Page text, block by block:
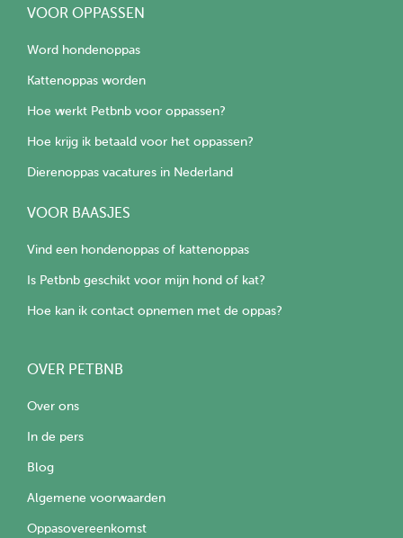
VOOR OPPASSEN
Word hondenoppas
Kattenoppas worden
Hoe werkt Petbnb voor oppassen?
Hoe krijg ik betaald voor het oppassen?
Dierenoppas vacatures in Nederland
VOOR BAASJES
Vind een hondenoppas of kattenoppas
Is Petbnb geschikt voor mijn hond of kat?
Hoe kan ik contact opnemen met de oppas?
OVER PETBNB
Over ons
In de pers
Blog
Algemene voorwaarden
Oppasovereenkomst